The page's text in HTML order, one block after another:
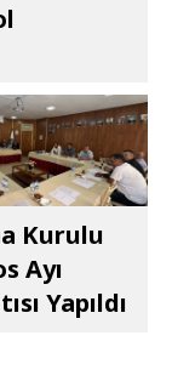
Kurulu
Ayı
Yapıldı